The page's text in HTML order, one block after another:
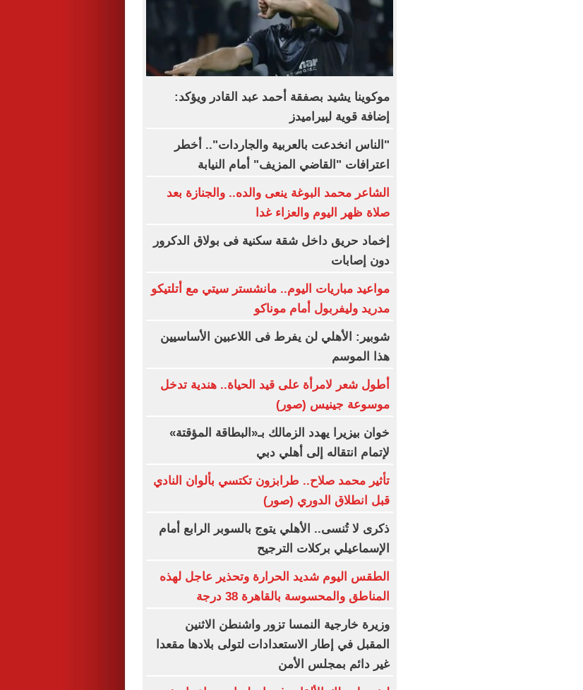
موكوينا يشيد بصفقة أحمد عبد القادر ويؤكد:
إضافة قوية لبيراميدز
"الناس انخدعت بالعربية والجاردات".. أخطر
اعترافات "القاضي المزيف" أمام النيابة
الشاعر محمد البوغة ينعى والده.. والجنازة بعد
صلاة ظهر اليوم والعزاء غدا
إخماد حريق داخل شقة سكنية فى بولاق الدكرور
دون إصابات
مواعيد مباريات اليوم.. مانشستر سيتي مع أتلتيكو
مدريد وليفربول أمام موناكو
شوبير: الأهلي لن يفرط فى اللاعبين الأساسيين
هذا الموسم
أطول شعر لامرأة على قيد الحياة.. هندية تدخل
موسوعة جينيس (صور)
خوان بيزيرا يهدد الزمالك بـ«البطاقة المؤقتة»
لإتمام انتقاله إلى أهلي دبي
تأثير محمد صلاح.. طرابزون تكتسي بألوان النادي
قبل انطلاق الدوري (صور)
ذكرى لا تُنسى.. الأهلي يتوج بالسوبر الرابع أمام
الإسماعيلي بركلات الترجيح
الطقس اليوم شديد الحرارة وتحذير عاجل لهذه
المناطق والمحسوسة بالقاهرة 38 درجة
وزيرة خارجية النمسا تزور واشنطن الاثنين
المقبل في إطار الاستعدادات لتولى بلادها مقعدا
غير دائم بمجلس الأمن